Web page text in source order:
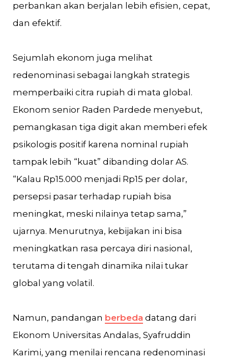
perbankan akan berjalan lebih efisien, cepat,
dan efektif.
Sejumlah ekonom juga melihat
redenominasi sebagai langkah strategis
memperbaiki citra rupiah di mata global.
Ekonom senior Raden Pardede menyebut,
pemangkasan tiga digit akan memberi efek
psikologis positif karena nominal rupiah
tampak lebih “kuat” dibanding dolar AS.
“Kalau Rp15.000 menjadi Rp15 per dolar,
persepsi pasar terhadap rupiah bisa
meningkat, meski nilainya tetap sama,”
ujarnya. Menurutnya, kebijakan ini bisa
meningkatkan rasa percaya diri nasional,
terutama di tengah dinamika nilai tukar
global yang volatil.
Namun, pandangan berbeda datang dari
Ekonom Universitas Andalas, Syafruddin
Karimi, yang menilai rencana redenominasi